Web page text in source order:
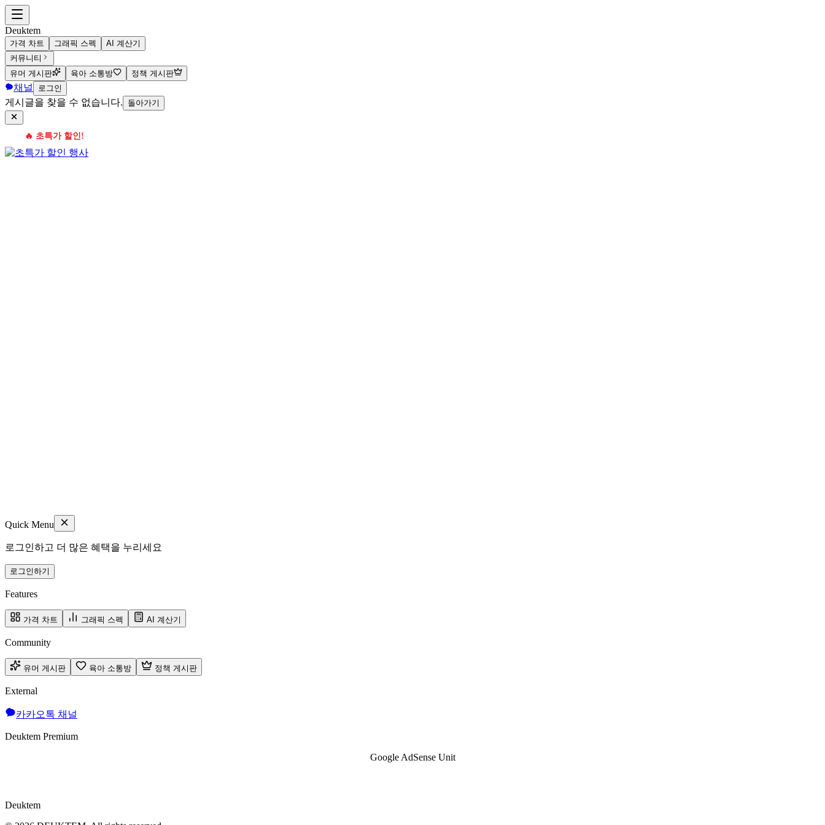
Deuktem
가격 차트 그래픽 스펙
AI 계산기
커뮤니티
유머 게시판
육아 소통방 정책 게시판
채널 로그인
게시글을 찾을 수 없습니다. 돌아가기
🔥 초특가 할인!
Quick Menu
로그인하고 더 많은 혜택을 누리세요
로그인하기
Features
가격 차트 그래픽 스펙 AI 계산기
Community
유머 게시판 육아 소통방 정책 게시판
External
카카오톡 채널
Deuktem Premium
Google AdSense Unit
Deuktem